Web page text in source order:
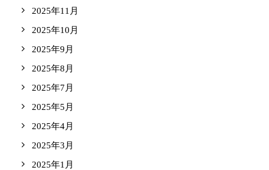
2025年11月
2025年10月
2025年9月
2025年8月
2025年7月
2025年5月
2025年4月
2025年3月
2025年1月